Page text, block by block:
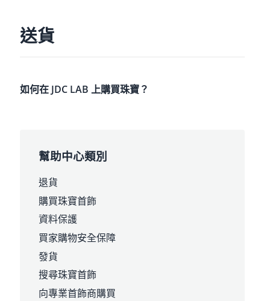
送貨
如何在 JDC LAB 上購買珠寶？
幫助中心類別
退貨
購買珠寶首飾
資料保護
買家購物安全保障
發貨
搜尋珠寶首飾
向專業首飾商購買